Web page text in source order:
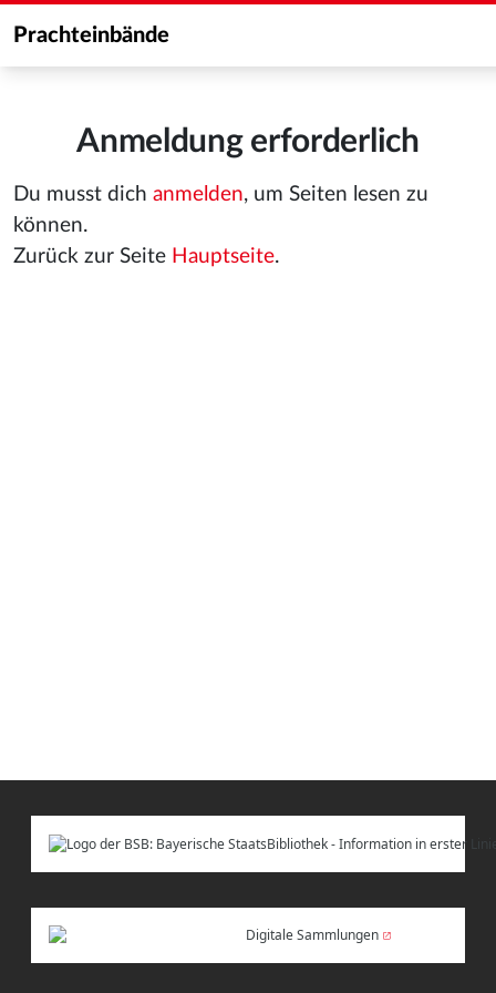
Prachteinbände
Anmeldung erforderlich
Du musst dich anmelden, um Seiten lesen zu
können.
Zurück zur Seite Hauptseite.
Digitale Sammlungen